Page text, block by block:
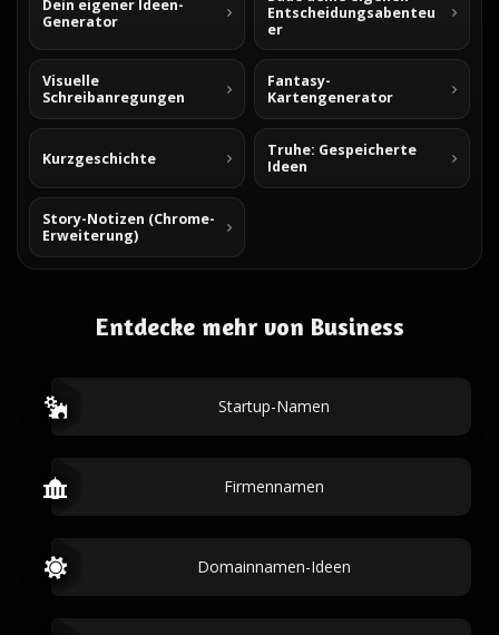
Dein eigener Ideen-
Generator
Entscheidungsabenteu
er
Visuelle
Schreibanregungen
Fantasy-
Kartengenerator
Kurzgeschichte
Truhe: Gespeicherte
Ideen
Story-Notizen (Chrome-
Erweiterung)
Entdecke mehr von Business
Startup-Namen
Firmennamen
Domainnamen-Ideen